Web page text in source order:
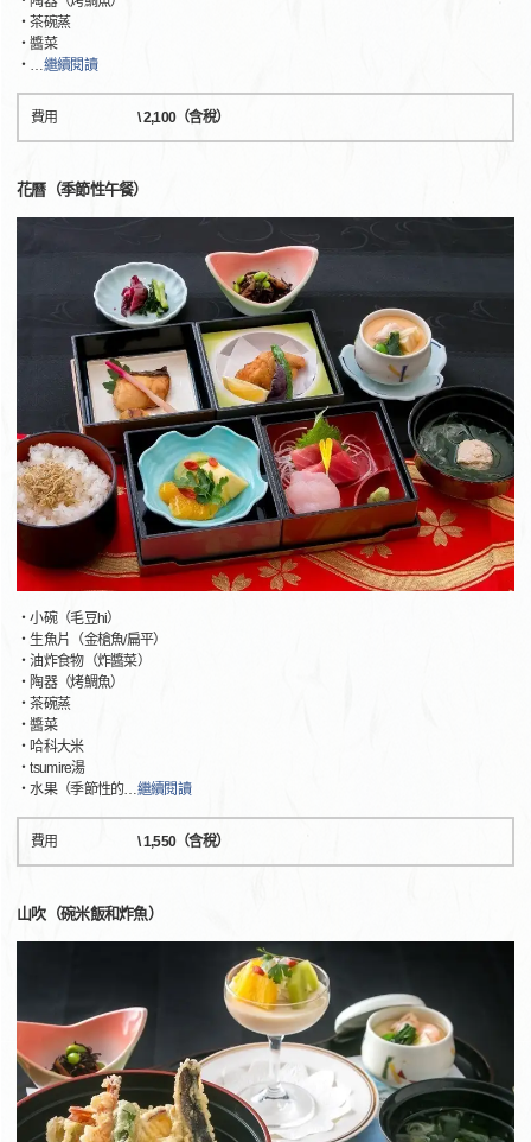
・茶碗蒸
・醬菜
・ …繼續閱讀
費用 \ 2,100（含稅）
花曆（季節性午餐）
・小碗（毛豆hi）
・生魚片（金槍魚/扁平）
・油炸食物（炸醬菜）
・陶器（烤鯛魚）
・茶碗蒸
・醬菜
・哈科大米
・tsumire湯
・水果（季節性的…繼續閱讀
費用 \ 1,550（含稅）
山吹（碗米飯和炸魚）